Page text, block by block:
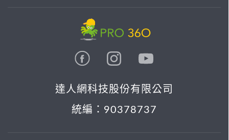
達人網科技股份有限公司
統編：90378737